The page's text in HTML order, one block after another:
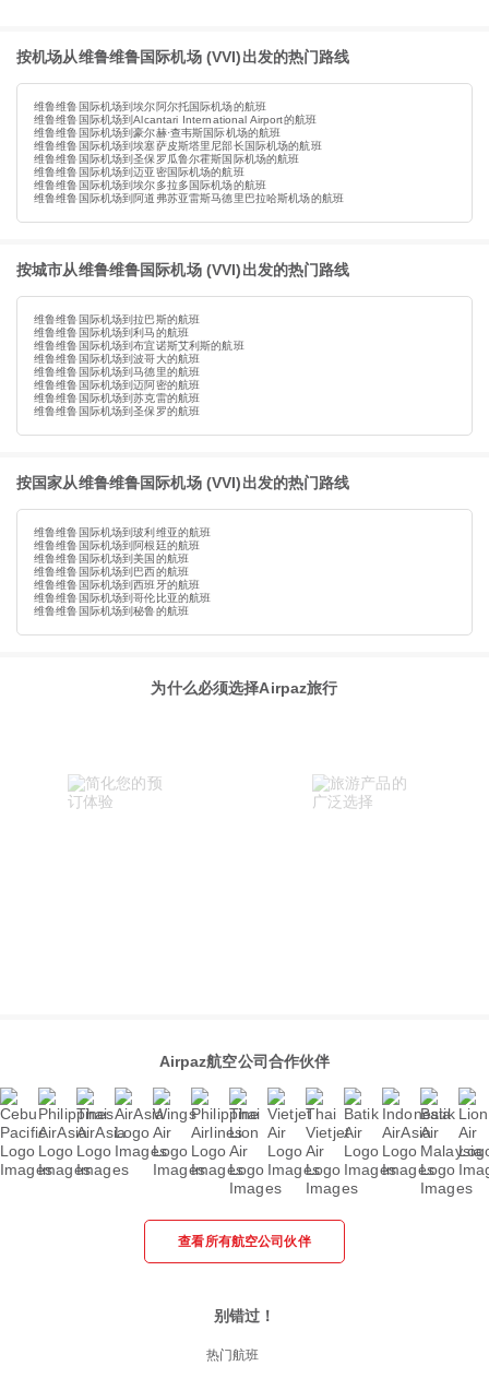
按机场从维鲁维鲁国际机场 (VVI)出发的热门路线
维鲁维鲁国际机场到埃尔阿尔托国际机场的航班
维鲁维鲁国际机场到Alcantari International Airport的航班
维鲁维鲁国际机场到豪尔赫·查韦斯国际机场的航班
维鲁维鲁国际机场到埃塞萨皮斯塔里尼部长国际机场的航班
维鲁维鲁国际机场到圣保罗瓜鲁尔霍斯国际机场的航班
维鲁维鲁国际机场到迈亚密国际机场的航班
维鲁维鲁国际机场到埃尔多拉多国际机场的航班
维鲁维鲁国际机场到阿道弗苏亚雷斯马德里巴拉哈斯机场的航班
按城市从维鲁维鲁国际机场 (VVI)出发的热门路线
维鲁维鲁国际机场到拉巴斯的航班
维鲁维鲁国际机场到利马的航班
维鲁维鲁国际机场到布宜诺斯艾利斯的航班
维鲁维鲁国际机场到波哥大的航班
维鲁维鲁国际机场到马德里的航班
维鲁维鲁国际机场到迈阿密的航班
维鲁维鲁国际机场到苏克雷的航班
维鲁维鲁国际机场到圣保罗的航班
按国家从维鲁维鲁国际机场 (VVI)出发的热门路线
维鲁维鲁国际机场到玻利维亚的航班
维鲁维鲁国际机场到阿根廷的航班
维鲁维鲁国际机场到美国的航班
维鲁维鲁国际机场到巴西的航班
维鲁维鲁国际机场到西班牙的航班
维鲁维鲁国际机场到哥伦比亚的航班
维鲁维鲁国际机场到秘鲁的航班
为什么必须选择Airpaz旅行
Airpaz航空公司合作伙伴
查看所有航空公司伙伴
别错过！
热门航班